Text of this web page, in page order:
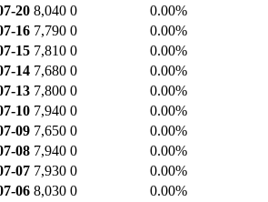
20 8,040 0
0.00%
16 7,790 0
0.00%
15 7,810 0
0.00%
14 7,680 0
0.00%
13 7,800 0
0.00%
10 7,940 0
0.00%
09 7,650 0
0.00%
08 7,940 0
0.00%
07 7,930 0
0.00%
06 8,030 0
0.00%